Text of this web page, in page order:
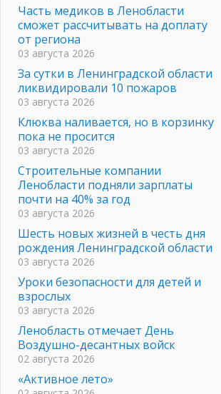
Часть медиков в Ленобласти
сможет рассчитывать на доплату
от региона
03 августа 2026
За сутки в Ленинградской области
ликвидировали 10 пожаров
03 августа 2026
Клюква наливается, но в корзинку
пока не просится
03 августа 2026
Строительные компании
Ленобласти подняли зарплаты
почти на 40% за год
03 августа 2026
Шесть новых жизней в честь дня
рождения Ленинградской области
03 августа 2026
Уроки безопасности для детей и
взрослых
03 августа 2026
Ленобласть отмечает День
Воздушно-десантных войск
02 августа 2026
«Активное лето»